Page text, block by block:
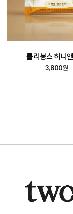
롤리봉스 허니
3,800원